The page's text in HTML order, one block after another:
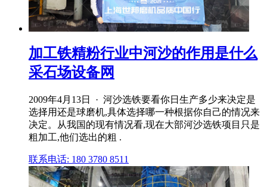
加工铁精粉行业中河沙的作用是什么
采石场设备网
2009年4月13日 · 河沙选铁要看你日生产多少来决定是
选择用还是球磨机,具体选择哪一种根据你自己的情况来
决定。从我国的现有情况看,现在大部河沙选铁项目只是
粗加工,他们选出的粗 .
联系电话: 180 3780 8511